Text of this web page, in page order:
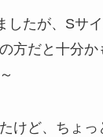
したが、Sサ
方だと十分
けど、ちょ